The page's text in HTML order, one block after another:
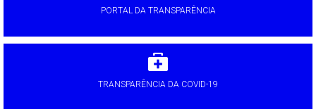
PORTAL DA TRANSPARÊNCIA
TRANSPARÊNCIA DA COVID-19